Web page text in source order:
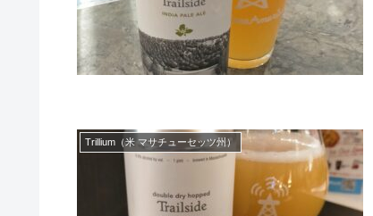
Trillium（米 マサチューセッツ州）